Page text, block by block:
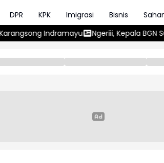
DPR KPK Imigrasi Bisnis
Kepala BGN Sudaryono Ungkapkan